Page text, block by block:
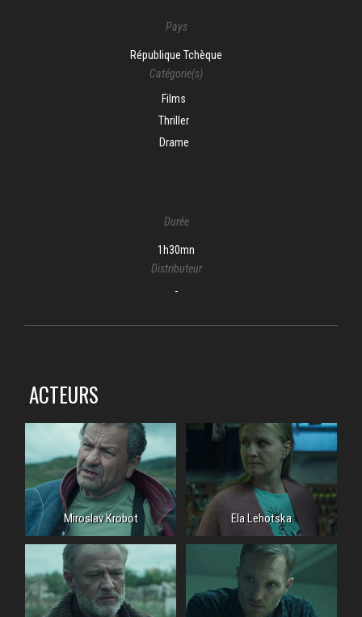
Pays
République Tchèque
Catégorie(s)
Films
Thriller
Drame
Durée
1h30mn
Distributeur
-
ACTEURS
Miroslav Krobot Ela Lehotska